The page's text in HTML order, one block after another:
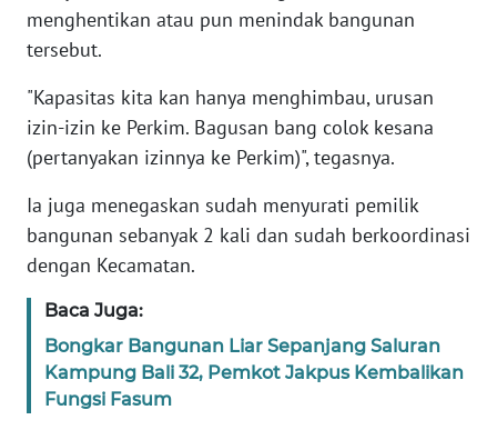
menghentikan atau pun menindak bangunan
tersebut.
"Kapasitas kita kan hanya menghimbau, urusan
izin-izin ke Perkim. Bagusan bang colok kesana
(pertanyakan izinnya ke Perkim)", tegasnya.
Ia juga menegaskan sudah menyurati pemilik
bangunan sebanyak 2 kali dan sudah berkoordinasi
dengan Kecamatan.
Baca Juga:
Bongkar Bangunan Liar Sepanjang Saluran
Kampung Bali 32, Pemkot Jakpus Kembalikan
Fungsi Fasum
WN
SULTENG
SULBAR
WN
WN
SUMBAR